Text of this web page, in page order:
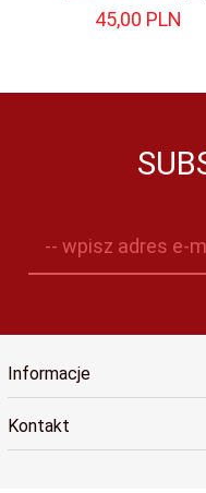
45,00 PLN
-- wpisz adres e-
Informacje
Kontakt